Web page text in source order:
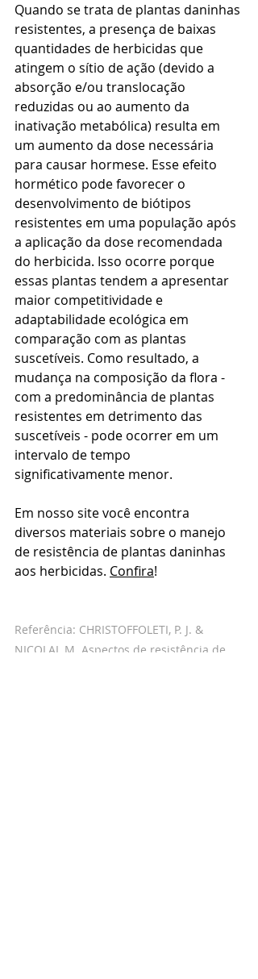
Quando se trata de plantas daninhas
resistentes, a presença de baixas
quantidades de herbicidas que
atingem o sítio de ação (devido a
absorção e/ou translocação
reduzidas ou ao aumento da
inativação metabólica) resulta em
um aumento da dose necessária
para causar hormese. Esse efeito
hormético pode favorecer o
desenvolvimento de biótipos
resistentes em uma população após
a aplicação da dose recomendada
do herbicida. Isso ocorre porque
essas plantas tendem a apresentar
maior competitividade e
adaptabilidade ecológica em
comparação com as plantas
suscetíveis. Como resultado, a
mudança na composição da flora -
com a predominância de plantas
resistentes em detrimento das
suscetíveis - pode ocorrer em um
intervalo de tempo
significativamente menor.
Em nosso site você encontra
diversos materiais sobre o manejo
de resistência de plantas daninhas
aos herbicidas. Confira!
Referência: CHRISTOFFOLETI, P. J. &
NICOLAI, M. Aspectos de resistência de